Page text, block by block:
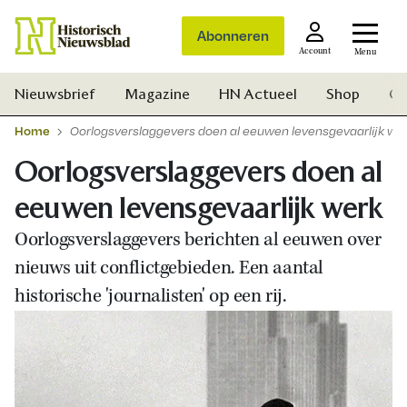
Abonneren
Account Menu
Zoek
Nieuwsbrief Magazine HN Actueel Shop
Home Oorlogsverslaggevers doen al eeuwen levensgevaarlijk
Oorlogsverslaggevers doen al
eeuwen levensgevaarlijk werk
Oorlogsverslaggevers berichten al eeuwen over
nieuws uit conflictgebieden. Een aantal
historische 'journalisten' op een rij.